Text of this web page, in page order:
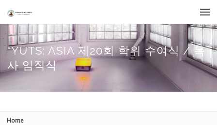
*YUTS: ASIA 제20회 학위 수여식 / 목
사 임직식
Home